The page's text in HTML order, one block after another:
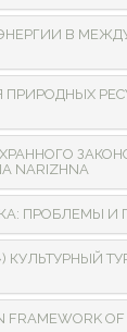
В
NARIZHNA
И